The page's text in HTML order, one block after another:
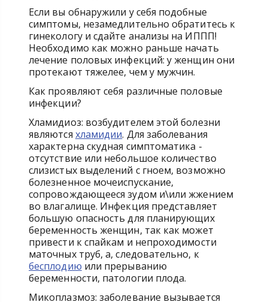
Если вы обнаружили у себя подобные
симптомы, незамедлительно обратитесь к
гинекологу и сдайте анализы на ИППП!
Необходимо как можно раньше начать
лечение половых инфекций: у женщин они
протекают тяжелее, чем у мужчин.
Как проявляют себя различные половые
инфекции?
Хламидиоз: возбудителем этой болезни
являются хламидии. Для заболевания
характерна скудная симптоматика -
отсутствие или небольшое количество
слизистых выделений с гноем, возможно
болезненное мочеиспускание,
сопровождающееся зудом и\или жжением
во влагалище. Инфекция представляет
большую опасность для планирующих
беременность женщин, так как может
привести к спайкам и непроходимости
маточных труб, а, следовательно, к
бесплодию или прерыванию
беременности, патологии плода.
Микоплазмоз: заболевание вызывается